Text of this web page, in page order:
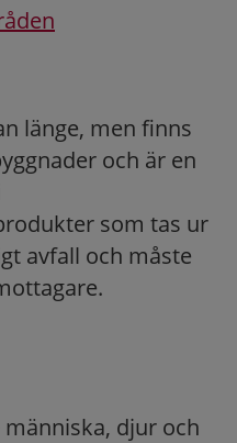
länge, men finns
och är en
som tas ur
avfall och måste
djur och